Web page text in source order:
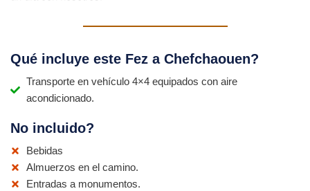
Qué incluye este Fez a Chefchaouen?
Transporte en vehículo 4×4 equipados con aire
acondicionado.
No incluido?
Bebidas
Almuerzos en el camino.
Entradas a monumentos.